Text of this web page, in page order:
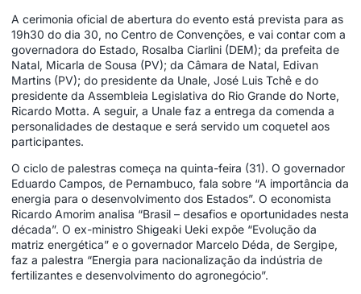
A cerimonia oficial de abertura do evento está prevista para as
19h30 do dia 30, no Centro de Convenções, e vai contar com a
governadora do Estado, Rosalba Ciarlini (DEM); da prefeita de
Natal, Micarla de Sousa (PV); da Câmara de Natal, Edivan
Martins (PV); do presidente da Unale, José Luis Tchê e do
presidente da Assembleia Legislativa do Rio Grande do Norte,
Ricardo Motta. A seguir, a Unale faz a entrega da comenda a
personalidades de destaque e será servido um coquetel aos
participantes.
O ciclo de palestras começa na quinta-feira (31). O governador
Eduardo Campos, de Pernambuco, fala sobre “A importância da
energia para o desenvolvimento dos Estados”. O economista
Ricardo Amorim analisa “Brasil – desafios e oportunidades nesta
década”. O ex-ministro Shigeaki Ueki expõe “Evolução da
matriz energética” e o governador Marcelo Déda, de Sergipe,
faz a palestra “Energia para nacionalização da indústria de
fertilizantes e desenvolvimento do agronegócio”.